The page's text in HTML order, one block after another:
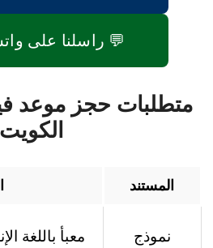
💬 راسلنا على
متطلبات حجز موعد
الكويت
المستند
نموذج معبأ باللغة